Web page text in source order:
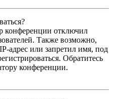
конференции отключил
Также возможно,
адрес или запретил имя, под
Обратитесь
конференции.